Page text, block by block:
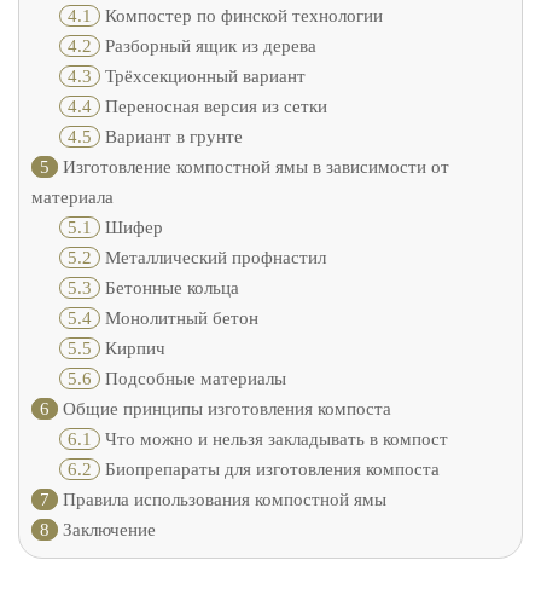
4.1 Компостер по финской технологии
4.2 Разборный ящик из дерева
4.3 Трёхсекционный вариант
4.4 Переносная версия из сетки
4.5 Вариант в грунте
5
Изготовление компостной ямы в зависимости от
материала
5.1 Шифер
5.2 Металлический профнастил
5.3 Бетонные кольца
5.4 Монолитный бетон
5.5 Кирпич
5.6 Подсобные материалы
6
Общие принципы изготовления компоста
6.1 Что можно и нельзя закладывать в компост
6.2 Биопрепараты для изготовления компоста
7
Правила использования компостной ямы
8
Заключение